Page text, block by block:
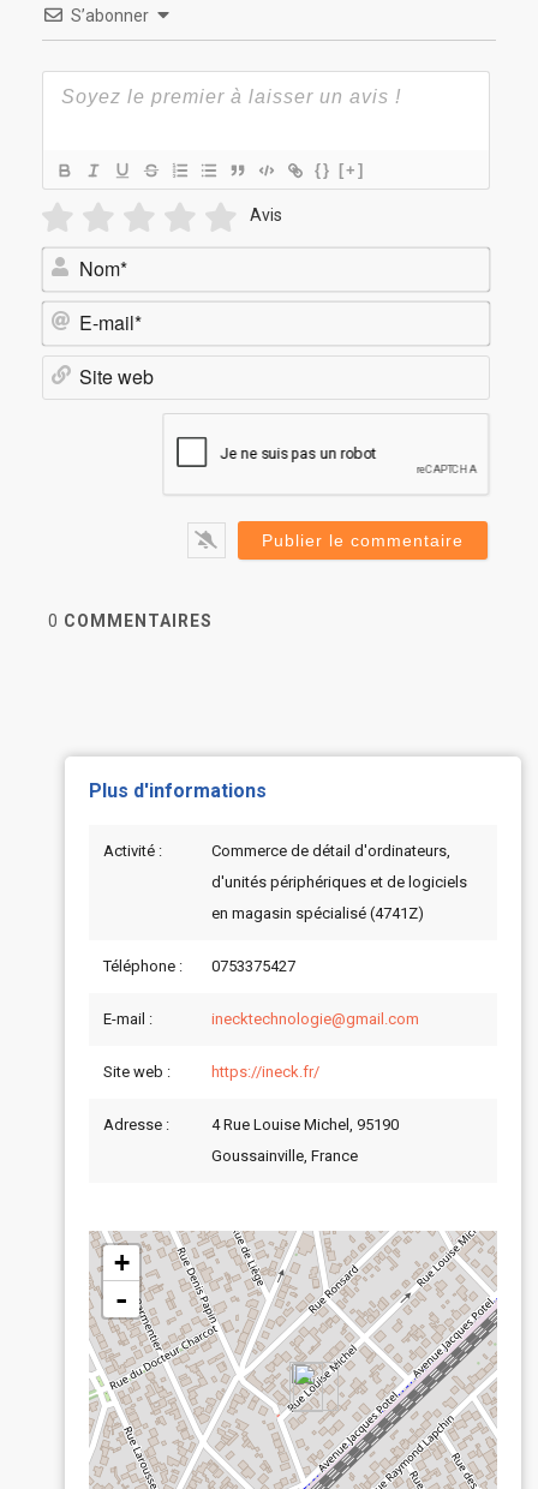
S’abonner
{} [+]
Avis
Nom*
E-
0 COMMENTAIRES
Plus d'informations
Activité :
Commerce de détail d'ordinateurs,
d'unités périphériques et de logiciels
en magasin spécialisé (4741Z)
Téléphone : 0753375427
E-mail : inecktechnologie@gmail.com
Site web : https://ineck.fr/
Adresse :
4 Rue Louise Michel, 95190
Goussainville, France
+
-